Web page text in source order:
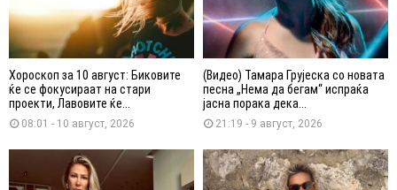
Хороскоп за 10 август: Биковите
ќе се фокусираат на стари
проекти, Лавовите ќе...
08:01 - 10 август, 2026
(Видео) Тамара Грујеска со новата
песна „Нема да бегам“ испраќа
јасна порака дека...
21:19 - 9 август, 2026